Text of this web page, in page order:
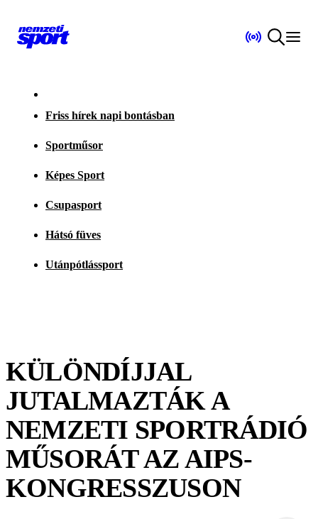
Friss hírek napi bontásban
Sportműsor
Képes Sport
Csupasport
Hátsó füves
Utánpótlássport
KÜLÖNDÍJJAL
JUTALMAZTÁK A
NEMZETI SPORTRÁDIÓ
MŰSORÁT AZ AIPS-
KONGRESSZUSON